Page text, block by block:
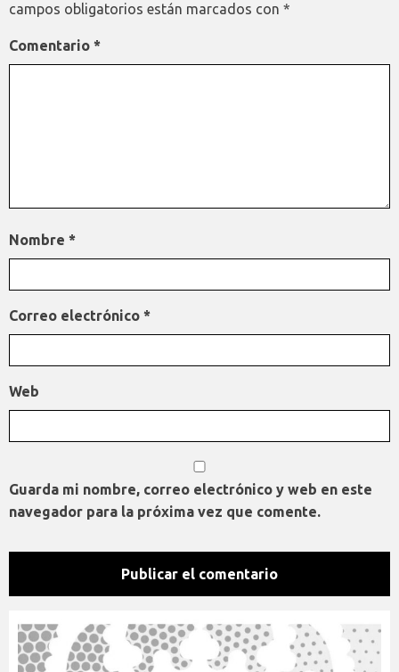
campos obligatorios están marcados con *
Comentario *
Nombre *
Correo electrónico *
Web
Guarda mi nombre, correo electrónico y web en este
navegador para la próxima vez que comente.